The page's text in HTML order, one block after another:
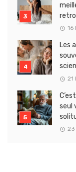
16
Les
21
seul
23